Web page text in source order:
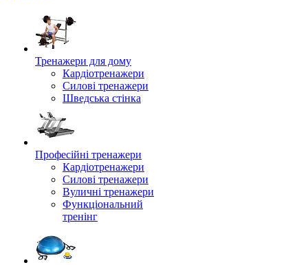
Тренажери для дому
Кардіотренажери
Силові тренажери
Шведська стінка
Професійні тренажери
Кардіотренажери
Силові тренажери
Вуличні тренажери
Функціональний
тренінг